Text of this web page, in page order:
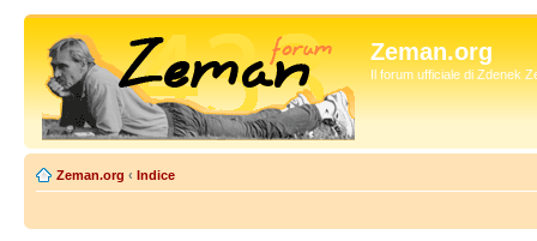
Zeman.org
Il forum ufficiale di Zdenek
Zeman.org ‹ Indice